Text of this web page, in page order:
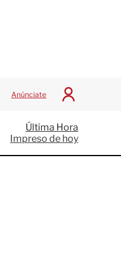
Anúnciate
I
c
i
a
Última Hora
Impreso de hoy